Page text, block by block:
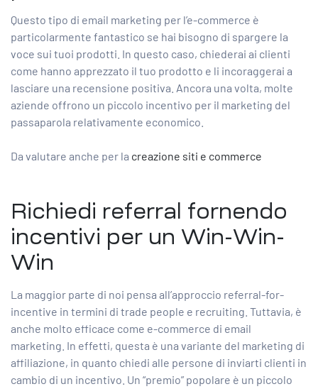
Questo tipo di email marketing per l’e-commerce è
particolarmente fantastico se hai bisogno di spargere la
voce sui tuoi prodotti. In questo caso, chiederai ai clienti
come hanno apprezzato il tuo prodotto e li incoraggerai a
lasciare una recensione positiva. Ancora una volta, molte
aziende offrono un piccolo incentivo per il marketing del
passaparola relativamente economico.
Da valutare anche per la creazione siti e commerce
Richiedi referral fornendo
incentivi per un Win-Win-
Win
La maggior parte di noi pensa all’approccio referral-for-
incentive in termini di trade people e recruiting. Tuttavia, è
anche molto efficace come e-commerce di email
marketing. In effetti, questa è una variante del marketing di
affiliazione, in quanto chiedi alle persone di inviarti clienti in
cambio di un incentivo. Un “premio” popolare è un piccolo